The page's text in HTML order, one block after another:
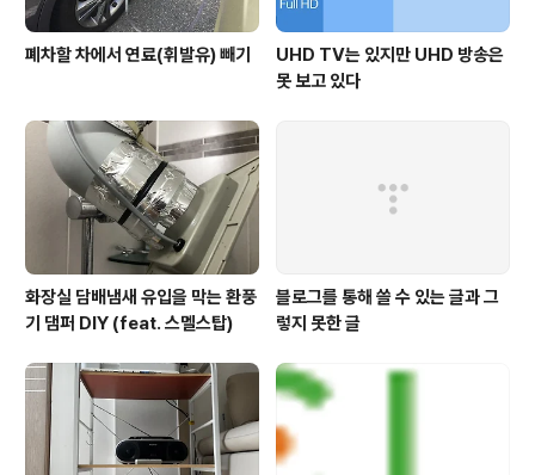
폐차할 차에서 연료(휘발유) 빼기
UHD TV는 있지만 UHD 방송은
못 보고 있다
화장실 담배냄새 유입을 막는 환풍
기 댐퍼 DIY (feat. 스멜스탑)
블로그를 통해 쓸 수 있는 글과 그
렇지 못한 글